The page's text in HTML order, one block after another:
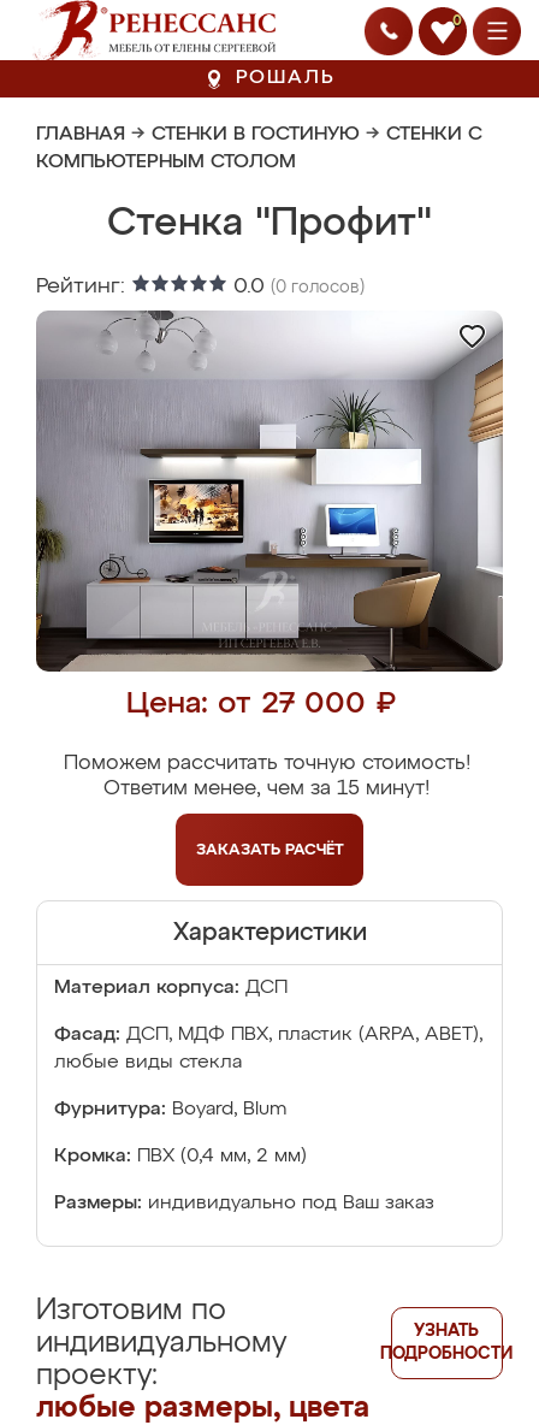
0
РОШАЛЬ
ГЛАВНАЯ → СТЕНКИ В ГОСТИНУЮ → СТЕНКИ С
КОМПЬЮТЕРНЫМ СТОЛОМ
Стенка "Профит"
Рейтинг: 0.0 (0 голосов)
Цена: от 27 000 ₽
Поможем рассчитать точную стоимость!
Ответим менее, чем за 15 минут!
ЗАКАЗАТЬ РАСЧЁТ
Характеристики
Материал корпуса: ДСП
Фасад: ДСП, МДФ ПВХ, пластик (ARPA, ABET),
любые виды стекла
Фурнитура: Boyard, Blum
Кромка: ПВХ (0,4 мм, 2 мм)
Размеры: индивидуально под Ваш заказ
Изготовим по
индивидуальному
проекту:
любые размеры, цвета
УЗНАТЬ
ПОДРОБНОСТИ